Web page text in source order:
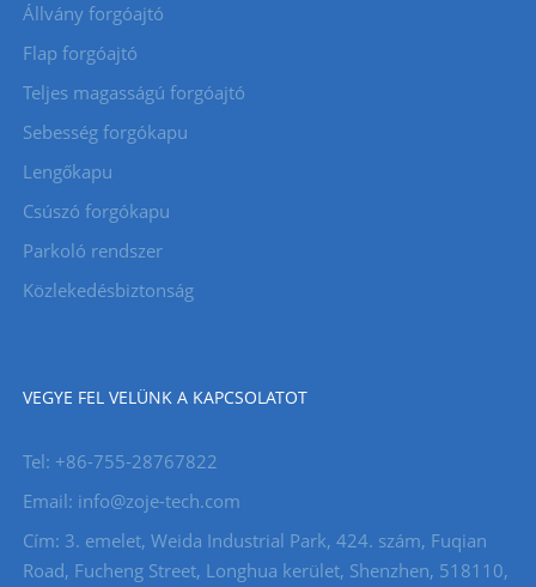
Állvány forgóajtó
Flap forgóajtó
Teljes magasságú forgóajtó
Sebesség forgókapu
Lengőkapu
Csúszó forgókapu
Parkoló rendszer
Közlekedésbiztonság
VEGYE FEL VELÜNK A KAPCSOLATOT
Tel: +86-755-28767822
Email: info@zoje-tech.com
Cím: 3. emelet, Weida Industrial Park, 424. szám, Fuqian
Road, Fucheng Street, Longhua kerület, Shenzhen, 518110,